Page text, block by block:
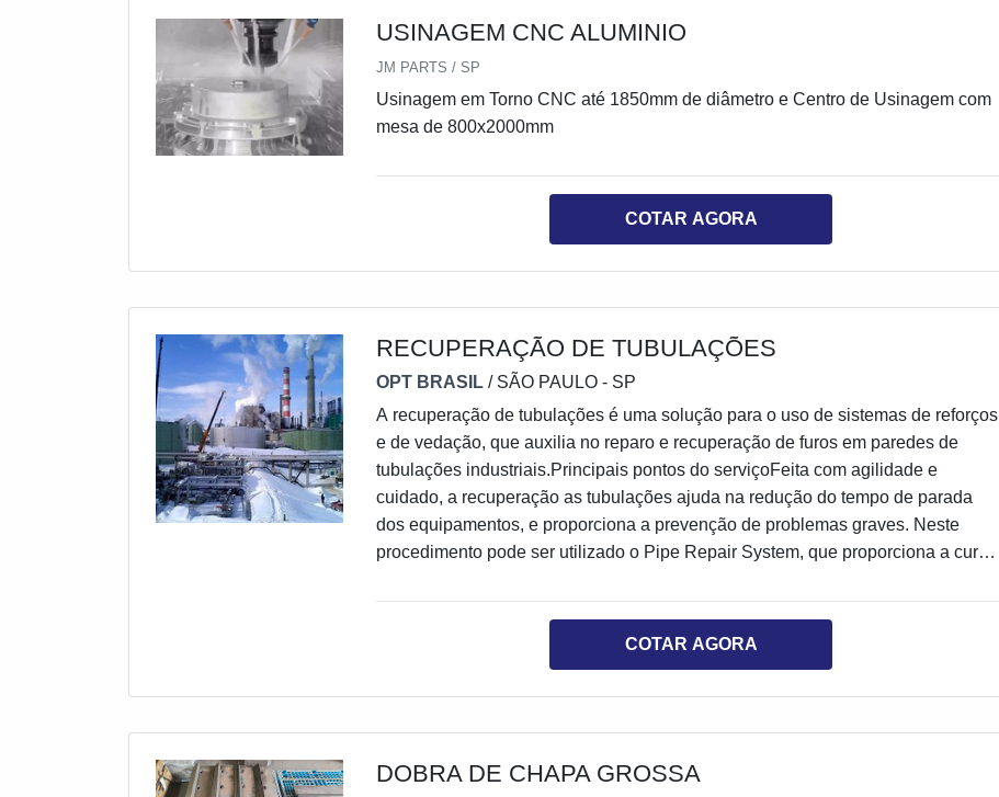
USINAGEM CNC ALUMINIO
JM PARTS / SP
Usinagem em Torno CNC até 1850mm de diâmetro e Centro de Usinagem com
mesa de 800x2000mm
COTAR AGORA
RECUPERAÇÃO DE TUBULAÇÕES
OPT BRASIL/ SÃO PAULO - SP
A recuperação de tubulações é uma solução para o uso de sistemas de reforços
e de vedação, que auxilia no reparo e recuperação de furos em paredes de
tubulações industriais.Principais pontos do serviçoFeita com agilidade e
cuidado, a recuperação as tubulações ajuda na redução do tempo de parada
dos equipamentos, e proporciona a prevenção de problemas graves. Neste
procedimento pode ser utilizado o Pipe Repair System, que proporciona a cura
COTAR AGORA
DOBRA DE CHAPA GROSSA